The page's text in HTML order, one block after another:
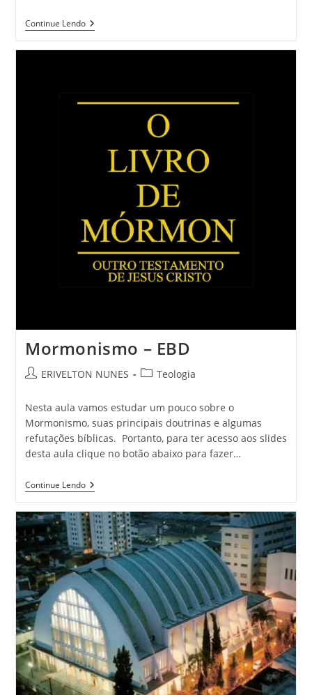
Continue Lendo
Mormonismo – EBD
ERIVELTON NUNES Teologia
Nesta aula vamos estudar um pouco sobre o
Mormonismo, suas principais doutrinas e algumas
refutações bíblicas. Portanto, para ter acesso aos slides
desta aula clique no botão abaixo para fazer…
Continue Lendo